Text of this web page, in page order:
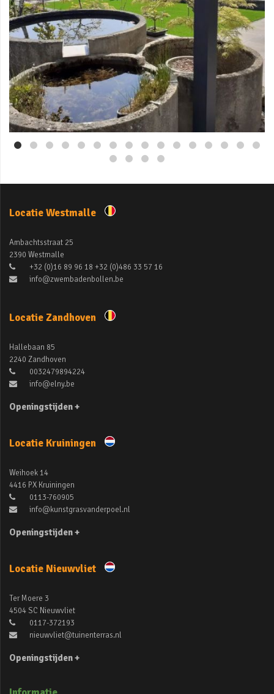
Mei 3
Locatie Westmalle
Ambachtsstraat 25
2390 Westmalle
+32 (0)16 89 96 18 +32 (0)486 33 57 16
info@zwembadenbollen.be
Locatie Zandhoven
Hallebaan 85
2240 Zandhoven
0032479894224
info@elny.be
Openingstijden +
Locatie Kruiningen
Weihoek 14
4416 PX Kruiningen
0113-760905
info@kunstgrasvanderpoel.nl
Openingstijden +
Locatie Nieuwvliet
Ter Moere 3
4504 SC Nieuwvliet
0117-372193
nieuwvliet@tuinenterras.nl
Openingstijden +